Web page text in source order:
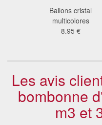
Ballons cristal
multicolores
8.95 €
Les avis
bombonne
m3 et